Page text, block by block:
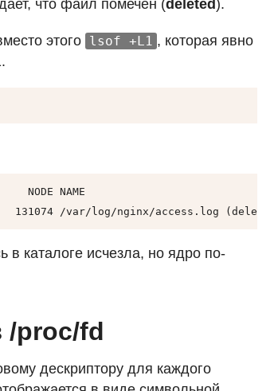
что файл помечен (deleted).
этого lsof +L1 , которая явно
NODE NAME
/var/log/nginx/access.log (deleted)
в каталоге исчезла, но ядро по-
/proc/fd
дескриптору для каждого